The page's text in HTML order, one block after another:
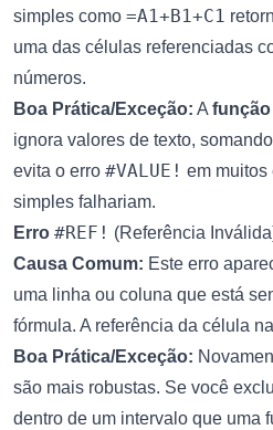
simples como =A1+B1+C1
uma das células referenciadas
números.
Boa Prática/Exceção: A função
ignora valores de texto,
evita o erro #VALUE! em muitos
simples falhariam.
Erro #REF! (Referência
Causa Comum: Este erro
uma linha ou coluna que está
fórmula. A referência da célula
Boa Prática/Exceção:
são mais robustas. Se você
dentro de um intervalo que uma